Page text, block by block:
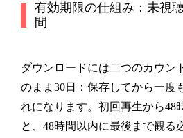
有効期限の仕組み：未視
間
ダウンロードには二つのカウン
のまま30日
：保存してから一度
れになります。 初回再生から48
と、48時間以内に最後まで観る